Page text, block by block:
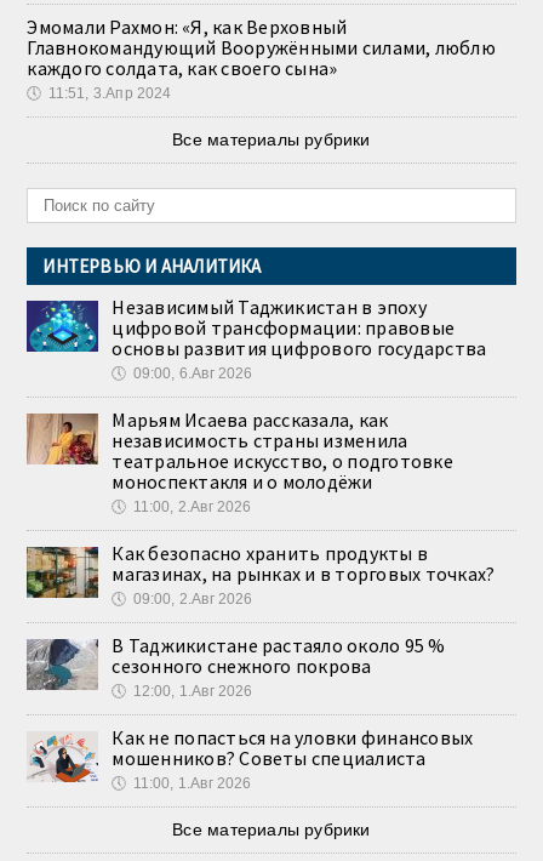
Эмомали Рахмон: «Я, как Верховный
Главнокомандующий Вооружёнными силами, люблю
каждого солдата, как своего сына»
🕔 11:51, 3.Апр 2024
Все материалы рубрики
ИНТЕРВЬЮ И АНАЛИТИКА
Независимый Таджикистан в эпоху
цифровой трансформации: правовые
основы развития цифрового государства
🕔 09:00, 6.Авг 2026
Марьям Исаева рассказала, как
независимость страны изменила
театральное искусство, о подготовке
моноспектакля и о молодёжи
🕔 11:00, 2.Авг 2026
Как безопасно хранить продукты в
магазинах, на рынках и в торговых точках?
🕔 09:00, 2.Авг 2026
В Таджикистане растаяло около 95 %
сезонного снежного покрова
🕔 12:00, 1.Авг 2026
Как не попасться на уловки финансовых
мошенников? Советы специалиста
🕔 11:00, 1.Авг 2026
Все материалы рубрики